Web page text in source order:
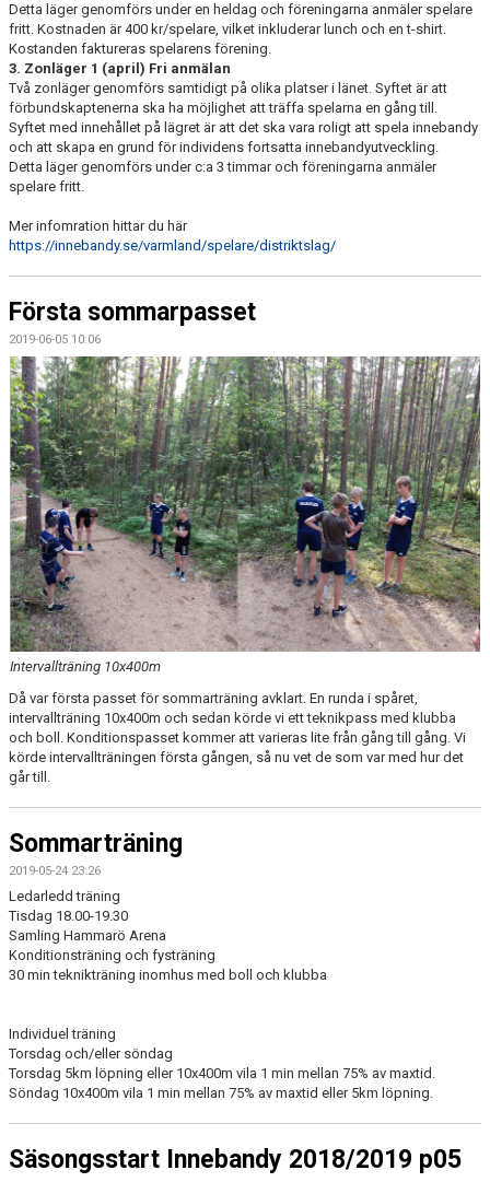
Detta läger genomförs under en heldag och föreningarna anmäler spelare
fritt. Kostnaden är 400 kr/spelare, vilket inkluderar lunch och en t-shirt.
Kostanden faktureras spelarens förening.
3. Zonläger 1 (april) Fri anmälan
Två zonläger genomförs samtidigt på olika platser i länet. Syftet är att
förbundskaptenerna ska ha möjlighet att träffa spelarna en gång till.
Syftet med innehållet på lägret är att det ska vara roligt att spela innebandy
och att skapa en grund för individens fortsatta innebandyutveckling.
Detta läger genomförs under c:a 3 timmar och föreningarna anmäler
spelare fritt.
Mer infomration hittar du här
https://innebandy.se/varmland/spelare/distriktslag/
Första sommarpasset
2019-06-05 10:06
Intervallträning 10x400m
Då var första passet för sommarträning avklart. En runda i spåret,
intervallträning 10x400m och sedan körde vi ett teknikpass med klubba
och boll. Konditionspasset kommer att varieras lite från gång till gång. Vi
körde intervallträningen första gången, så nu vet de som var med hur det
går till.
Sommarträning
2019-05-24 23:26
Ledarledd träning
Tisdag 18.00-19.30
Samling Hammarö Arena
Konditionsträning och fysträning
30 min teknikträning inomhus med boll och klubba
Individuel träning
Torsdag och/eller söndag
Torsdag 5km löpning eller 10x400m vila 1 min mellan 75% av maxtid.
Söndag 10x400m vila 1 min mellan 75% av maxtid eller 5km löpning.
Säsongsstart Innebandy 2018/2019 p05